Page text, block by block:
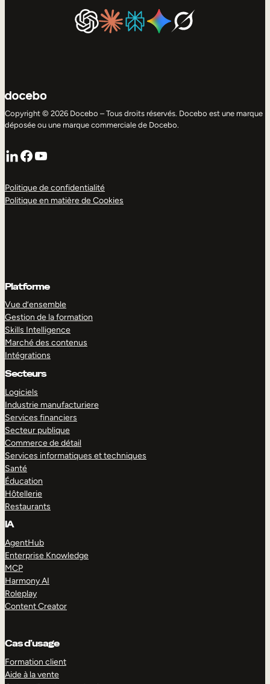
Copyright © 2026 Docebo – Tous droits réservés. Docebo est une marque
déposée ou une marque commerciale de Docebo.
LinkedIn
Facebook
YouTube
Politique de confidentialité
Politique en matière de Cookies
Platforme
Vue d’ensemble
Gestion de la formation
Skills Intelligence
Marché des contenus
Intégrations
Secteurs
Logiciels
Industrie manufacturiere
Services financiers
Secteur publique
Commerce de détail
Services informatiques et techniques
Santé
Éducation
Hôtellerie
Restaurants
IA
AgentHub
Enterprise Knowledge
MCP
Harmony AI
Roleplay
Content Creator
Cas d’usage
Formation client
Aide à la vente